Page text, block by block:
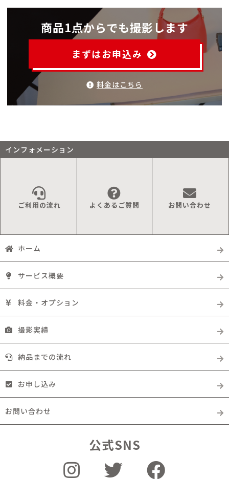
商品1点からでも撮影します
まずはお申込み
料金はこちら
インフォメーション
ご利用の流れ よくあるご質問 お問い合わせ
ホーム
サービス概要
料金・オプション
撮影実績
納品までの流れ
お申し込み
お問い合わせ
公式SNS